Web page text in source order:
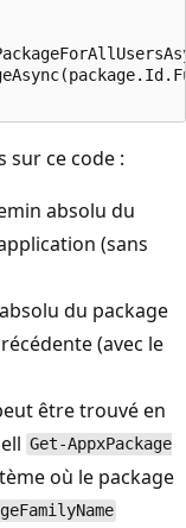
sur ce code :
absolu du
(sans
du package
(avec le
être trouvé en
Get-AppxPackage
où le package